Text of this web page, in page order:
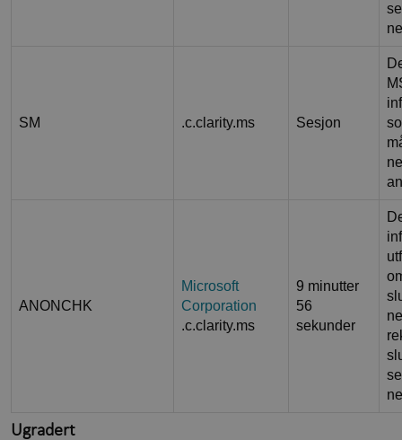
SM .c.clarity.ms Sesjon
ANONCHK
Microsoft
Corporation
.c.clarity.ms
9 minutter
56
sekunder
Ugradert